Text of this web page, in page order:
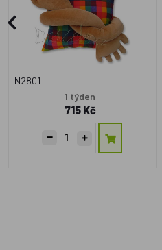
N2801
1 týden
715 Kč